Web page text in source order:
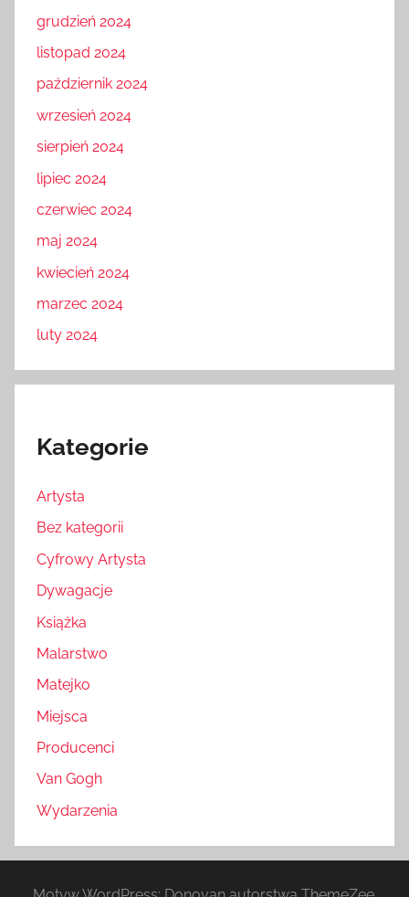
grudzień 2024
listopad 2024
październik 2024
wrzesień 2024
sierpień 2024
lipiec 2024
czerwiec 2024
maj 2024
kwiecień 2024
marzec 2024
luty 2024
Kategorie
Artysta
Bez kategorii
Cyfrowy Artysta
Dywagacje
Książka
Malarstwo
Matejko
Miejsca
Producenci
Van Gogh
Wydarzenia